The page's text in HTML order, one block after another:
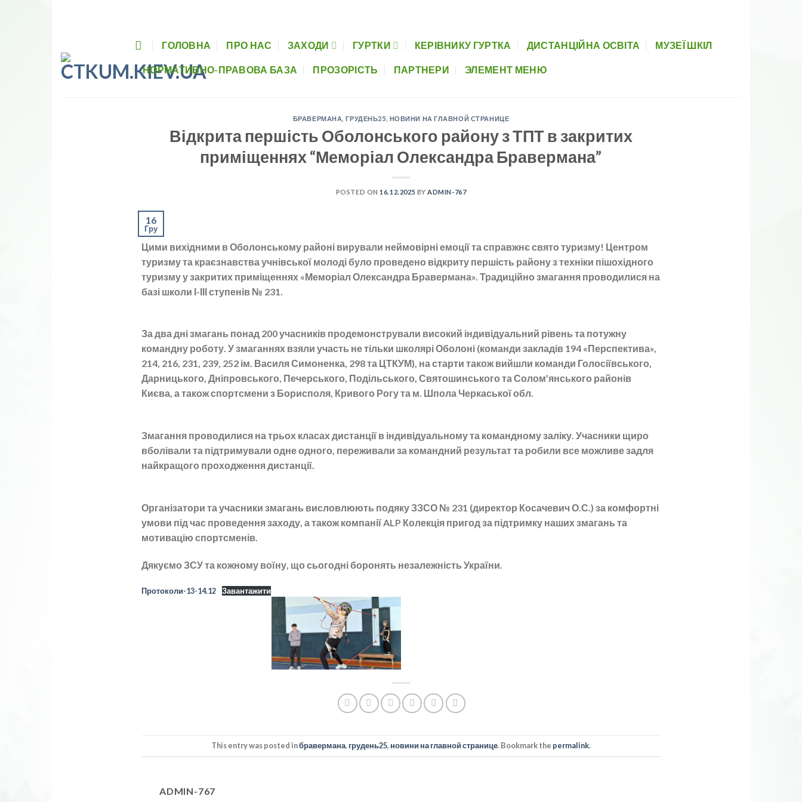
ГОЛОВНА ПРО НАС ЗАХОДИ ГУРТКИ КЕРІВНИКУ ГУРТКА ДИСТАНЦІЙНА ОСВІТА МУЗЕЇ ШКІЛ
НОРМАТИВНО-ПРАВОВА БАЗА ПРОЗОРІСТЬ ПАРТНЕРИ ЭЛЕМЕНТ МЕНЮ
БРАВЕРМАНА ,ГРУДЕНЬ25 НОВИНИ НА ГЛАВНОЙ СТРАНИЦЕ
Відкрита першість Оболонського району з ТПТ в закритих
приміщеннях “Меморіал Олександра Бравермана”
POSTED ON16.12.2025 BY ADMIN-767
16
Гру
Цими вихідними в Оболонському районі вирували неймовірні емоції та справжнє свято туризму! Центром
туризму та краєзнавства учнівської молоді було проведено відкриту першість району з техніки пішохідного
туризму у закритих приміщеннях «Меморіал Олександра Бравермана». Традиційно змагання проводилися на
базі школи І-ІІІ ступенів № 231.
За два дні змагань понад 200 учасників продемонстрували високий індивідуальний рівень та потужну
командну роботу. У змаганнях взяли участь не тільки школярі Оболоні (команди закладів 194 «Перспектива»,
214, 216, 231, 239, 252 ім. Василя Симоненка, 298 та ЦТКУМ), на старти також вийшли команди Голосіївського,
Дарницького, Дніпровського, Печерського, Подільського, Святошинського та Солом’янського районів
Києва, а також спортсмени з Борисполя, Кривого Рогу та м. Шпола Черкаської обл.
Змагання проводилися на трьох класах дистанції в індивідуальному та командному заліку. Учасники щиро
вболівали та підтримували одне одного, переживали за командний результат та робили все можливе задля
найкращого проходження дистанції.
Організатори та учасники змагань висловлюють подяку ЗЗСО № 231 (директор Косачевич О.С.) за комфортні
умови під час проведення заходу, а також компанії ALP Колекція пригод за підтримку наших змагань та
мотивацію спортсменів.
Дякуємо ЗСУ та кожному воїну, що сьогодні боронять незалежність України.
Протоколи-13-14.12 Завантажити
This entry was posted inбравермана, грудень25, новини на главной странице. Bookmark the permalink.
ADMIN-767